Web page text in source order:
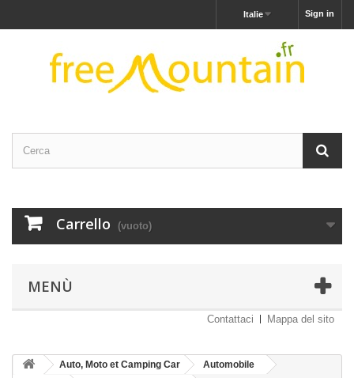
Sign in
Italie
Carrello (vuoto)
MENÙ
Contattaci Mappa del sito
Auto, Moto et Camping Car
Automobile